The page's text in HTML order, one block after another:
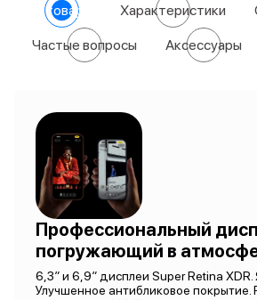
О товаре Характеристики
Частые вопросы Аксессуары
Профессиональный
погружающий в
6,3″ и 6,9″ дисплеи Super Retina XDR.
Улучшенное антибликовое покрытие.